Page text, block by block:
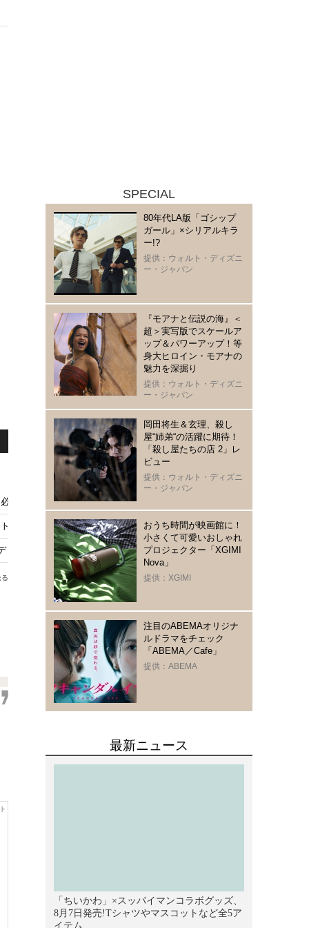
要さえなかった」ポール・メスカルとの共演語る『ハムネット』特別映像
』トークイベント付き試写会に5組10名様
ー賞8部門ノミネート『ハムネット』本予告＆ポスター
SPECIAL
80年代LA版「ゴシップ
ガール」×シリアルキラ
ー!?
提供：ウォルト・ディズニ
ー・ジャパン
『モアナと伝説の海』＜
超＞実写版でスケールア
ップ＆パワーアップ！等
身大ヒロイン・モアナの
魅力を深掘り
提供：ウォルト・ディズニ
ー・ジャパン
岡田将生＆玄理、殺し
屋“姉弟“の活躍に期待！
「殺し屋たちの店 2」レ
ビュー
提供：ウォルト・ディズニ
ー・ジャパン
おうち時間が映画館に！
小さくて可愛いおしゃれ
プロジェクター「XGIMI
Nova」
提供：XGIMI
注目のABEMAオリジナ
ルドラマをチェック
「ABEMA／Cafe」
提供：ABEMA